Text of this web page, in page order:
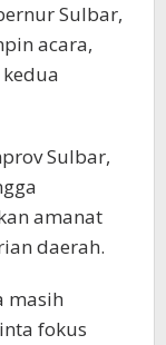
Sulbar,
acara,
Sulbar,
amanat
daerah.
masih
fokus